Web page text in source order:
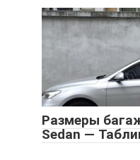
Размеры
Sedan —